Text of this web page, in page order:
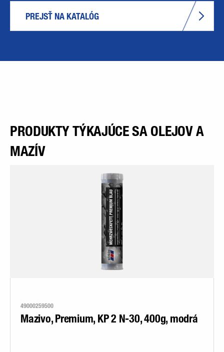
PREJSŤ NA KATALÓG
PRODUKTY TÝKAJÚCE SA OLEJOV A
MAZÍV
49000259500
Mazivo, Premium, KP 2 N-30, 400g, modrá